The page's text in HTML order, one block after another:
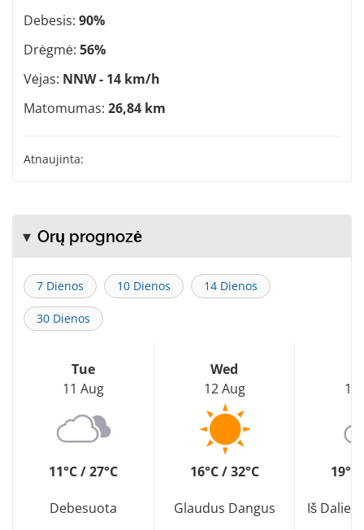
Debesis: 90%
Drėgmė: 56%
Vėjas: NNW - 14 km/h
Matomumas: 26,84 km
Atnaujinta:
Orų prognozė
7 Dienos 10 Dienos 14 Dienos
30 Dienos
Tue
11 Aug
11°C / 27°C
Debesuota
Wed
12 Aug
16°C / 32°C
Glaudus Dangus
13
19°C
Iš Dalies